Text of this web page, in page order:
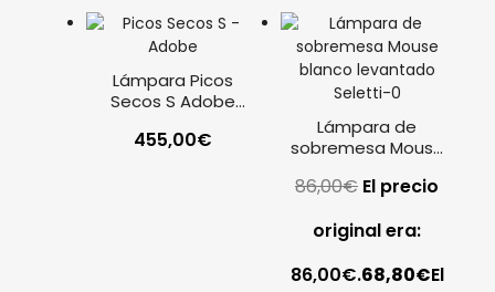
Lámpara Picos
Secos S Adobe
455,00€
Lámpara de
sobremesa Mouse
Seletti
86,00€ El precio
original era:
86,00€.68,80€El